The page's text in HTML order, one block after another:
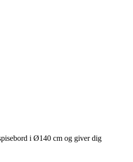
i Ø140 cm og giver dig